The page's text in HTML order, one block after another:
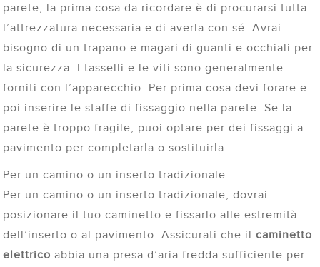
parete, la prima cosa da ricordare è di procurarsi tutta
l’attrezzatura necessaria e di averla con sé. Avrai
bisogno di un trapano e magari di guanti e occhiali per
la sicurezza. I tasselli e le viti sono generalmente
forniti con l’apparecchio. Per prima cosa devi forare e
poi inserire le staffe di fissaggio nella parete. Se la
parete è troppo fragile, puoi optare per dei fissaggi a
pavimento per completarla o sostituirla.
Per un camino o un inserto tradizionale
Per un camino o un inserto tradizionale, dovrai
posizionare il tuo caminetto e fissarlo alle estremità
dell’inserto o al pavimento. Assicurati che ilcaminetto
elettrico abbia una presa d’aria fredda sufficiente per